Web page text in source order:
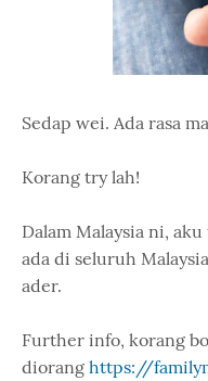
Sedap wei. Ada rasa
Korang try lah!
Dalam Malaysia ni,
ada di seluruh
ader.
Further info, korang
diorang https://